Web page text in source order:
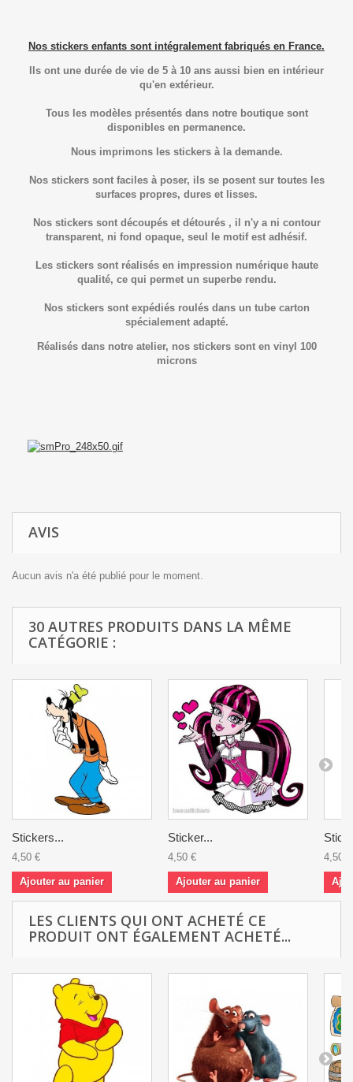
Nos stickers enfants sont intégralement fabriqués en France.
Ils ont une durée de vie de 5 à 10 ans aussi bien en intérieur
qu'en extérieur.
Tous les modèles présentés dans notre boutique sont
disponibles en permanence.
Nous imprimons les stickers à la demande.
Nos stickers sont faciles à poser, ils se posent sur toutes les
surfaces propres, dures et lisses.
Nos stickers sont découpés et détourés , il n'y a ni contour
transparent, ni fond opaque, seul le motif est adhésif.
Les stickers sont réalisés en impression numérique haute
qualité, ce qui permet un superbe rendu.
Nos stickers sont expédiés roulés dans un tube carton
spécialement adapté.
Réalisés dans notre atelier, nos stickers sont en vinyl 100
microns
AVIS
Aucun avis n'a été publié pour le moment.
30 AUTRES PRODUITS DANS LA MÊME
CATÉGORIE :
Stickers...
4,50 €
Ajouter au panier
Sticker...
4,50 €
Ajouter au panier
4,50 €
LES CLIENTS QUI ONT ACHETÉ CE
PRODUIT ONT ÉGALEMENT ACHETÉ...